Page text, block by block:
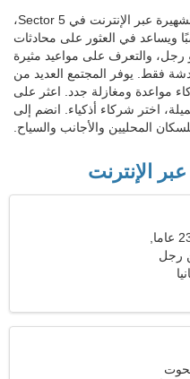
RouDatingGo - خدمة المواعدة الشهيرة عبر الإنترنت في Sector 5،
ويساعد في العثور على محادثات
رجل، والتعرف على مواعيد مثيرة
فقط. يوفر المجتمع العديد من
مواعدة ومغازلة جدد. اعثر على
اختر شركاء أذكياء. انضم إلى
الإنترنت
يبلغ من العمر 23 عاما,
رجل